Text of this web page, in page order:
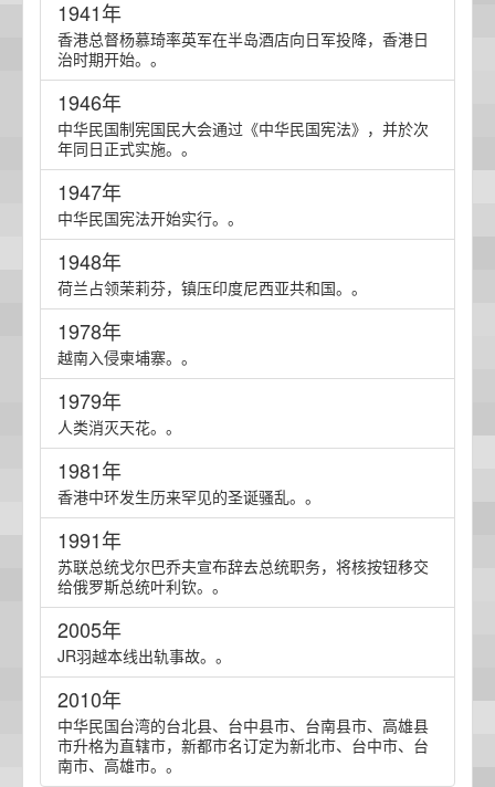
1941年
香港总督杨慕琦率英军在半岛酒店向日军投降，香港日
治时期开始。。
1946年
中华民国制宪国民大会通过《中华民国宪法》，并於次
年同日正式实施。。
1947年
中华民国宪法开始实行。。
1948年
荷兰占领茉莉芬，镇压印度尼西亚共和国。。
1978年
越南入侵柬埔寨。。
1979年
人类消灭天花。。
1981年
香港中环发生历来罕见的圣诞骚乱。。
1991年
苏联总统戈尔巴乔夫宣布辞去总统职务，将核按钮移交
给俄罗斯总统叶利钦。。
2005年
JR羽越本线出轨事故。。
2010年
中华民国台湾的台北县、台中县市、台南县市、高雄县
市升格为直辖市，新都市名订定为新北市、台中市、台
南市、高雄市。。